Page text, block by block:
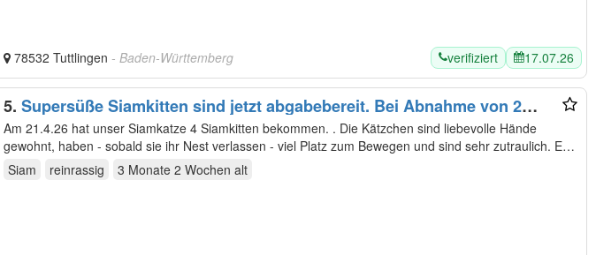
78532 Tuttlingen - Baden-Württemberg verifiziert 17.07.26
5. Supersüße Siamkitten sind jetzt abgabebereit. Bei Abnahme von 2
Kitten 100 Euro Reduktion
Am 21.4.26 hat unser Siamkatze 4 Siamkitten bekommen. . Die Kätzchen sind liebevolle Hände
gewohnt, haben - sobald sie ihr Nest verlassen - viel Platz zum Bewegen und sind sehr zutraulich. Es
sind…
Siam reinrassig 3 Monate 2 Wochen alt